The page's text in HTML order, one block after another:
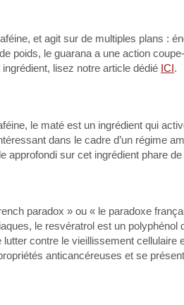
et agit sur de multiples plans :
poids, le guarana a une action
lisez notre article dédié ICI.
le maté est un ingrédient qui
dans le cadre d’un régime
approfondi sur cet ingrédient phare
paradox » ou « le paradoxe
le resvératrol est un
contre le vieillissement cellulaire
anticancéreuses et se